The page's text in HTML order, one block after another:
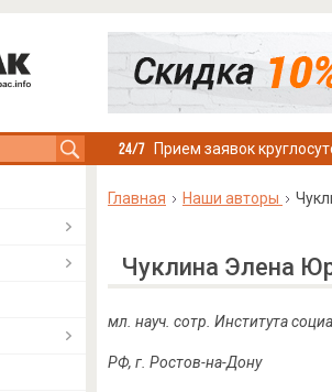
Прием заявок
Главная Наши авторы
Чуклина Элена
мл. науч. сотр. Института
РФ, г. Ростов-на-Дону